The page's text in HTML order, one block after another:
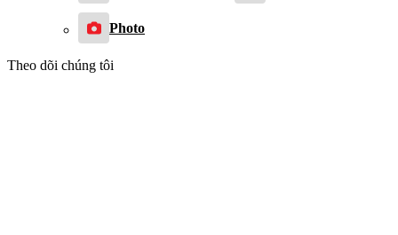
Photo
Theo dõi chúng tôi